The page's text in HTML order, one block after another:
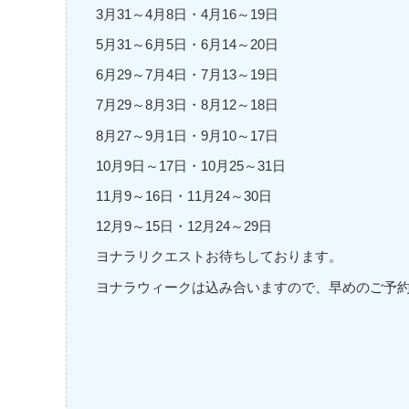
3月31～4月8日・4月16～19日
5月31～6月5日・6月14～20日
6月29～7月4日・7月13～19日
7月29～8月3日・8月12～18日
8月27～9月1日・9月10～17日
10月9日～17日・10月25～31日
11月9～16日・11月24～30日
12月9～15日・12月24～29日
ヨナラリクエストお待ちしております。
ヨナラウィークは込み合いますので、早めのご予